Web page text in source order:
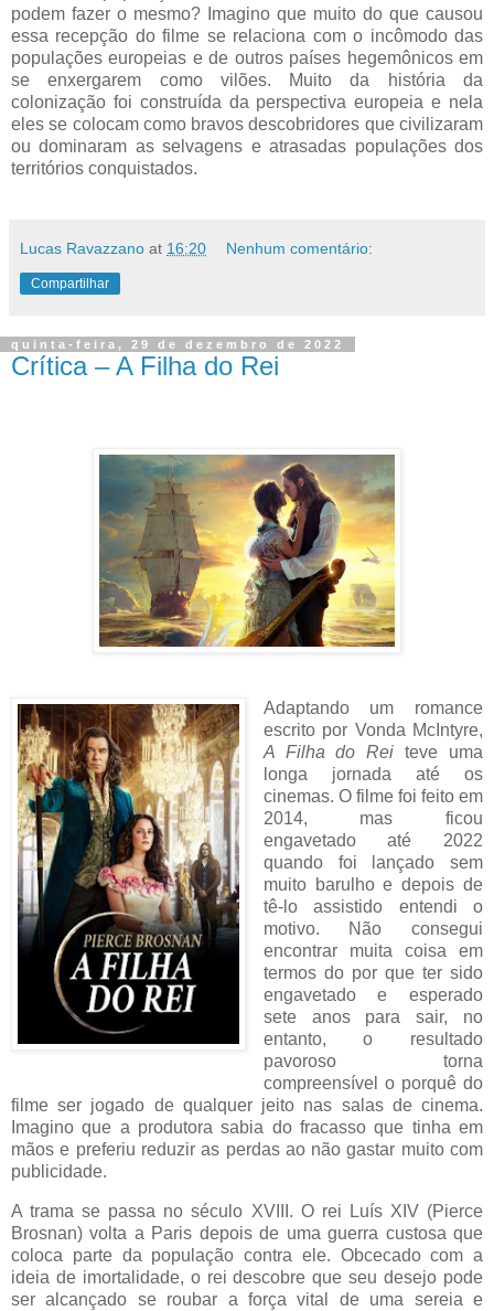
podem fazer o mesmo? Imagino que muito do que causou
essa recepção do filme se relaciona com o incômodo das
populações europeias e de outros países hegemônicos em
se enxergarem como vilões. Muito da história da
colonização foi construída da perspectiva europeia e nela
eles se colocam como bravos descobridores que civilizaram
ou dominaram as selvagens e atrasadas populações dos
territórios conquistados.
Lucas Ravazzano at 16:20 Nenhum comentário:
Compartilhar
quinta-feira, 29 de dezembro de 2022
Crítica – A Filha do Rei
Adaptando um romance
escrito por Vonda McIntyre,
A Filha do Reiteve uma
longa jornada até os
cinemas. O filme foi feito em
2014, mas ficou
engavetado até 2022
quando foi lançado sem
muito barulho e depois de
tê-lo assistido entendi o
motivo. Não consegui
encontrar muita coisa em
termos do por que ter sido
engavetado e esperado
sete anos para sair, no
entanto, o resultado
pavoroso torna
compreensível o porquê do
filme ser jogado de qualquer jeito nas salas de cinema.
Imagino que a produtora sabia do fracasso que tinha em
mãos e preferiu reduzir as perdas ao não gastar muito com
publicidade.
A trama se passa no século XVIII. O rei Luís XIV (Pierce
Brosnan) volta a Paris depois de uma guerra custosa que
coloca parte da população contra ele. Obcecado com a
ideia de imortalidade, o rei descobre que seu desejo pode
ser alcançado se roubar a força vital de uma sereia e